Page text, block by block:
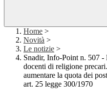
Home >
Novità >
Le notizie >
Snadir, Info-Point n. 507 -
docenti di religione
aumentare la quota dei
art. 25 legge 300/1970